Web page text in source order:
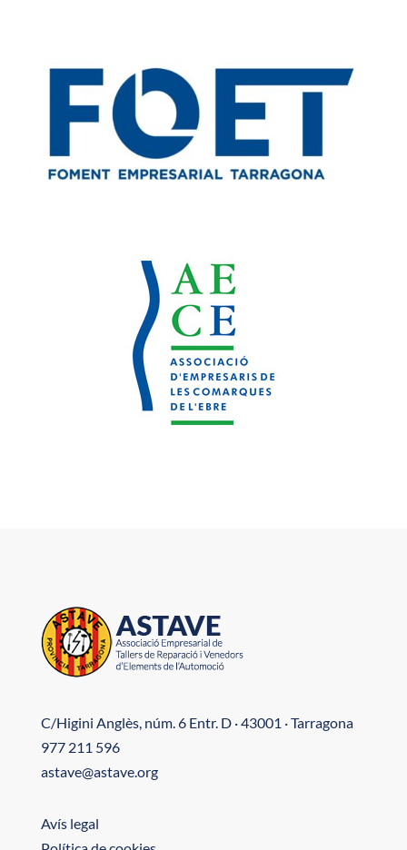
C/Higini Anglès, núm. 6 Entr. D · 43001 · Tarragona
977 211 596
astave@astave.org
Avís legal